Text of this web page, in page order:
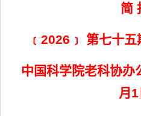
简
﹝2026﹞ 第七十五
中国科学院老科
月1